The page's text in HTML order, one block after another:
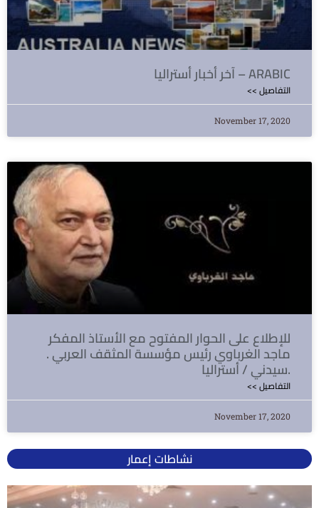
آخر أخبار أستراليا – ARABIC
<< التفاصيل
November 17, 2020
للإطلاع على الحوار المفتوح مع الأستاذ المفكر
ماجد الغرباوي رئيس مؤسسة المثقف العربي .
سيدني / أستراليا.
<< التفاصيل
November 17, 2020
نشاطات إعمار